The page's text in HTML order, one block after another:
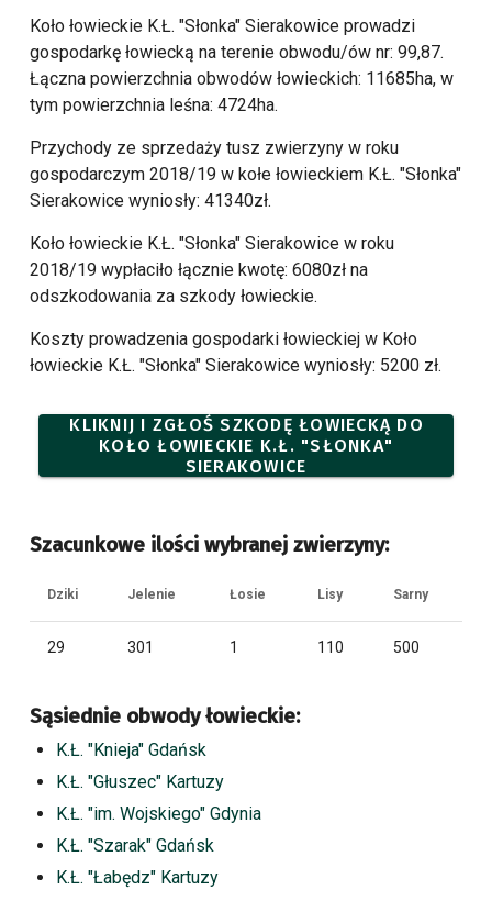
Koło łowieckie K.Ł. "Słonka" Sierakowice prowadzi
gospodarkę łowiecką na terenie obwodu/ów nr: 99,87.
Łączna powierzchnia obwodów łowieckich: 11685ha, w
tym powierzchnia leśna: 4724ha.
Przychody ze sprzedaży tusz zwierzyny w roku
gospodarczym 2018/19 w kołe łowieckiem K.Ł. "Słonka"
Sierakowice wyniosły: 41340zł.
Koło łowieckie K.Ł. "Słonka" Sierakowice w roku
2018/19 wypłaciło łącznie kwotę: 6080zł na
odszkodowania za szkody łowieckie.
Koszty prowadzenia gospodarki łowieckiej w Koło
łowieckie K.Ł. "Słonka" Sierakowice wyniosły: 5200 zł.
KLIKNIJ I ZGŁOŚ SZKODĘ ŁOWIECKĄ DO
KOŁO ŁOWIECKIE K.Ł. "SŁONKA"
SIERAKOWICE
Szacunkowe ilości wybranej zwierzyny:
Dziki Jelenie Łosie Lisy Sarny
29 301 1 110 500
Sąsiednie obwody łowieckie:
K.Ł. "Knieja" Gdańsk
K.Ł. "Głuszec" Kartuzy
K.Ł. "im. Wojskiego" Gdynia
K.Ł. "Szarak" Gdańsk
K.Ł. "Łabędz" Kartuzy